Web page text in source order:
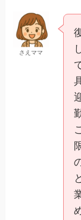
さえママ